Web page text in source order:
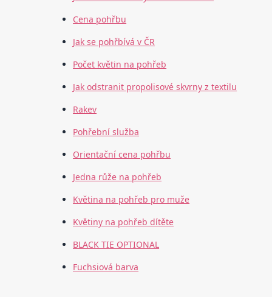
Cena pohřbu
Jak se pohřbívá v ČR
Počet květin na pohřeb
Jak odstranit propolisové skvrny z textilu
Rakev
Pohřební služba
Orientační cena pohřbu
Jedna růže na pohřeb
Květina na pohřeb pro muže
Květiny na pohřeb dítěte
BLACK TIE OPTIONAL
Fuchsiová barva